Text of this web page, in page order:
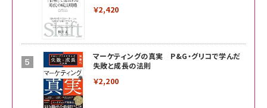
￥2,420
マーケティングの真実 P&G・グリコで学んだ
失敗と成長の法則
￥2,200